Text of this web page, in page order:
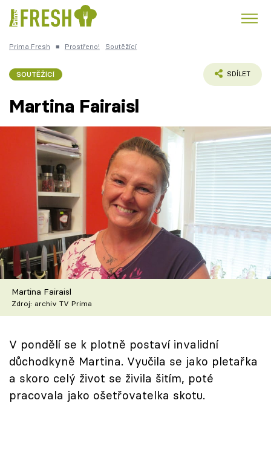
Česká kuchyně
Témata
Recepty
Články
TV Program
Škola vaření
Recepty z TV
Speciál: Cuketa
Těhotnej kuchař
Sledujte prima+
Prima Fresh ■ Prostřeno! Soutěžící
SOUTĚŽÍCÍ SDÍLET
Martina Fairaisl
Martina Fairaisl
Zdroj: archiv TV Prima
V pondělí se k plotně postaví invalidní
důchodkyně Martina. Vyučila se jako pletařka
a skoro celý život se živila šitím, poté
pracovala jako ošetřovatelka skotu.